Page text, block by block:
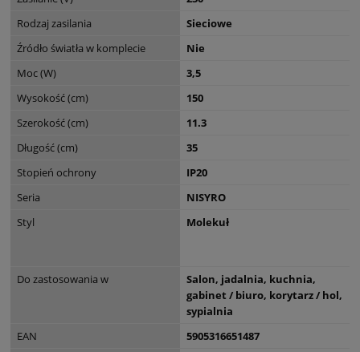
Rodzaj zasilania
Sieciowe
Źródło światła w komplecie
Nie
Moc (W)
3,5
Wysokość (cm)
150
Szerokość (cm)
11.3
Długość (cm)
35
Stopień ochrony
IP20
Seria
NISYRO
Styl
Molekuł
Do zastosowania w
Salon, jadalnia, kuchnia,
gabinet / biuro, korytarz / hol,
sypialnia
EAN
5905316651487